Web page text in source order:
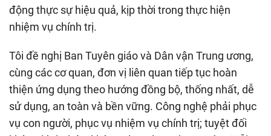
động thực sự hiệu quả, kịp thời trong thực hiện
nhiệm vụ chính trị.
Tôi đề nghị Ban Tuyên giáo và Dân vận Trung ương,
cùng các cơ quan, đơn vị liên quan tiếp tục hoàn
thiện ứng dụng theo hướng đồng bộ, thống nhất, dễ
sử dụng, an toàn và bền vững. Công nghệ phải phục
vụ con người, phục vụ nhiệm vụ chính trị; tuyệt đối